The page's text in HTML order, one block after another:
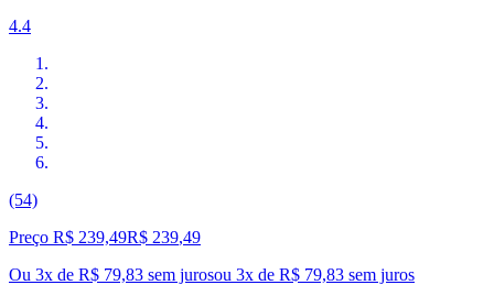
4.4
(54)
Preço R$ 239,49R$ 239,49
Ou 3x de R$ 79,83 sem jurosou 3x de R$ 79,83 sem juros